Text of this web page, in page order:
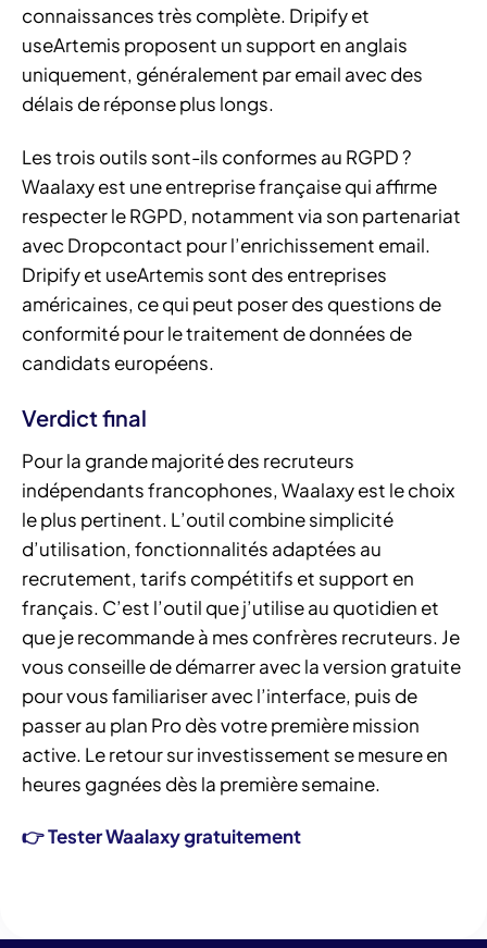
connaissances très complète. Dripify et
useArtemis proposent un support en anglais
uniquement, généralement par email avec des
délais de réponse plus longs.
Les trois outils sont-ils conformes au RGPD ?
Waalaxy est une entreprise française qui affirme
respecter le RGPD, notamment via son partenariat
avec Dropcontact pour l’enrichissement email.
Dripify et useArtemis sont des entreprises
américaines, ce qui peut poser des questions de
conformité pour le traitement de données de
candidats européens.
Verdict final
Pour la grande majorité des recruteurs
indépendants francophones, Waalaxy est le choix
le plus pertinent. L’outil combine simplicité
d’utilisation, fonctionnalités adaptées au
recrutement, tarifs compétitifs et support en
français. C’est l’outil que j’utilise au quotidien et
que je recommande à mes confrères recruteurs. Je
vous conseille de démarrer avec la version gratuite
pour vous familiariser avec l’interface, puis de
passer au plan Pro dès votre première mission
active. Le retour sur investissement se mesure en
heures gagnées dès la première semaine.
👉 Tester Waalaxy gratuitement